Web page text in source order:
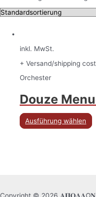
inkl. MwSt.
+ Versand/shipping
Orchester
Douze
Ausführung wählen
Copyright © 2026 𝚨𝚷𝚶𝚲𝚲Ω𝚴